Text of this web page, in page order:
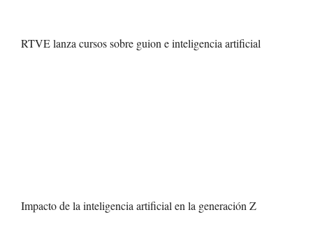
RTVE lanza cursos sobre guion e inteligencia artificial
Impacto de la inteligencia artificial en la generación Z